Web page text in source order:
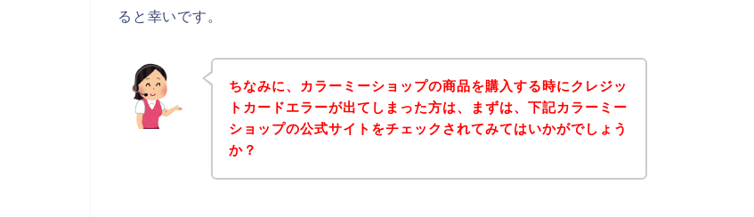
ると幸いです。
ちなみに、カラーミーショップの商品を購入する時にクレジッ
トカードエラーが出てしまった方は、まずは、下記カラーミー
ショップの公式サイトをチェックされてみてはいかがでしょう
か？